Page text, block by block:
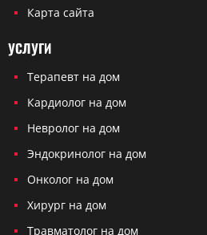
Карта сайта
УСЛУГИ
Терапевт на дом
Кардиолог на дом
Невролог на дом
Эндокринолог на дом
Онколог на дом
Хирург на дом
Травматолог на дом